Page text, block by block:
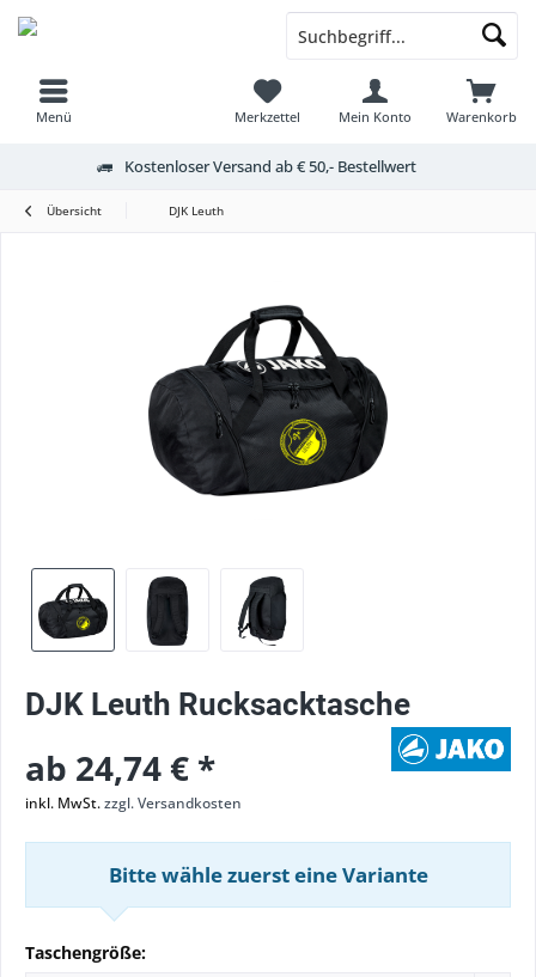
Menü Warenkorb
Merkzettel Mein Konto
Kostenloser Versand ab € 50,- Bestellwert
Übersicht DJK Leuth
DJK Leuth Rucksacktasche
ab 24,74 € *
inkl. MwSt.zzgl. Versandkosten
Bitte wähle zuerst eine Variante
Taschengröße: